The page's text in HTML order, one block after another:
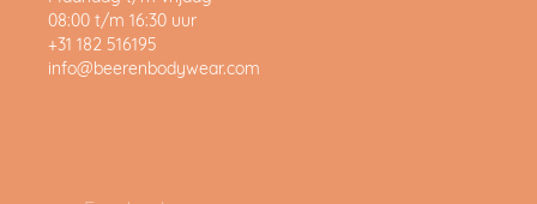
08:00 t/m 16:30 uur
+31 182 516195
info@beerenbodywear.com